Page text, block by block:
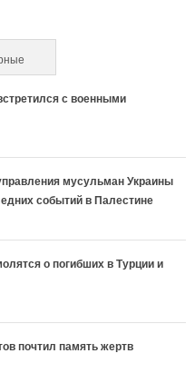
с военными
мусульман Украины
событий в Палестине
о погибших в Турции и
почтил память жертв